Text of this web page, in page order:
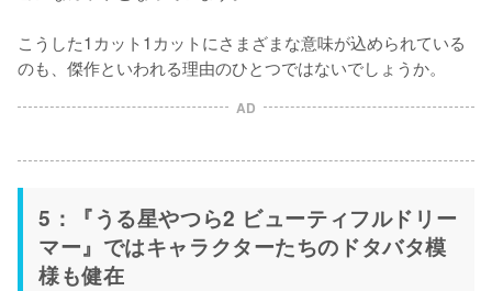
こうした1カット1カットにさまざまな意味が込められている
のも、傑作といわれる理由のひとつではないでしょうか。
AD
5：『うる星やつら2 ビューティフルドリー
マー』ではキャラクターたちのドタバタ模
様も健在